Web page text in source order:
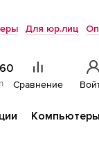
Для юр.лиц
Сравнение
Компьютеры